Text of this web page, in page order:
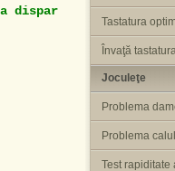
a dispar
Tastatura
Învaţă
Joculeţe
Problema
Problema
Test rapiditate